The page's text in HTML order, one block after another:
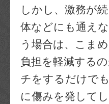
しかし、激務が
体などにも通え
う場合は、こま
負担を軽減する
チをするだけで
に傷みを発して